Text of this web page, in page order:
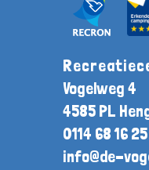
Vogelweg 4
4585 PL
0114 68 16 25
info@de-